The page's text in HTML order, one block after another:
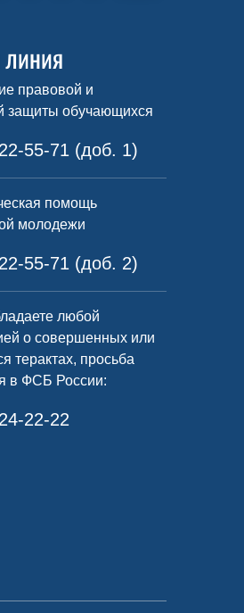
линия
правовой и
защиты обучающихся
55-71 (доб. 1)
помощь
молодежи
55-71 (доб. 2)
любой
о совершенных или
терактах, просьба
в ФСБ России:
22-22